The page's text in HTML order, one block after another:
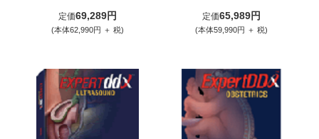
定価69,289円
(本体62,990円 ＋ 税)
定価65,989円
(本体59,990円 ＋ 税)